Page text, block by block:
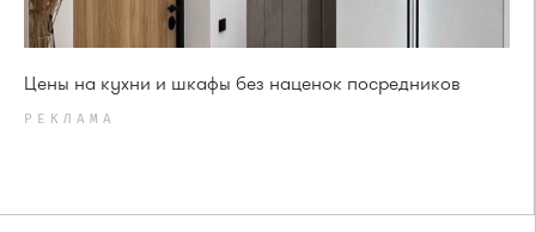
Цены на кухни и шкафы без наценок посредников
РЕКЛАМА